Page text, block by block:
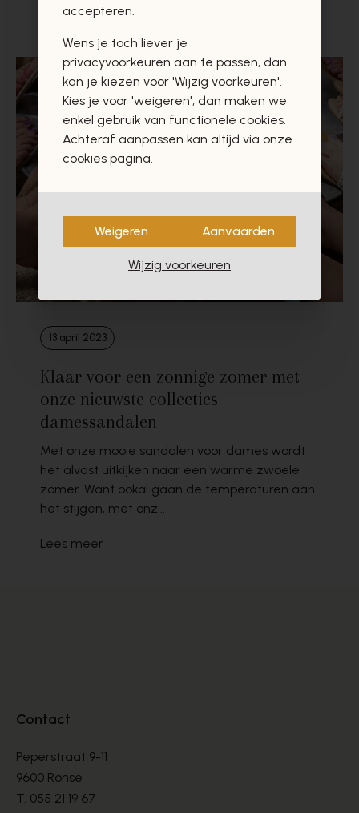
Lees meer
13 april 2023
Klaar voor een zonnige zomer met
onze nieuwste collecties
damessandalen
Met onze mooie sandalen voor dames wordt
het alvast uitkijken naar een warme zwoele
zomer. Want ookal gaan de temperaturen aan
het stijgen, met onz...
Lees meer
Contact
Peperstraat 9-11
9600 Ronse
T. 055 21 19 67
accepteren.
Wens je toch liever je
privacyvoorkeuren aan te passen, dan
kan je kiezen voor 'Wijzig voorkeuren'.
Kies je voor 'weigeren', dan maken we
enkel gebruik van functionele cookies.
Achteraf aanpassen kan altijd via onze
cookies pagina.
Weigeren Aanvaarden
Wijzig voorkeuren